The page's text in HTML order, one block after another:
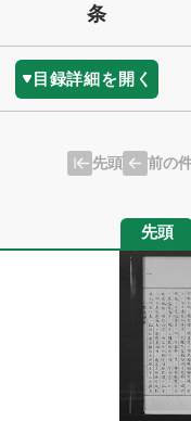
条
目録詳細を開く
先頭 前の
先頭